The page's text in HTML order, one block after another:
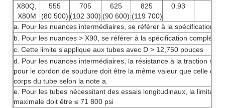
X80Q,
X80M
555
(80 500)
705
(102 300)
625
(90 600)
825
(119 700)
0.93
a. Pour les nuances intermédiaires, se référer à la spécification
b. Pour les nuances > X90, se référer à la spécification complète
c. Cette limite s'applique aux tubes avec D > 12,750 pouces
d. Pour les nuances intermédiaires, la résistance à la traction
pour le cordon de soudure doit être la même valeur que celle
corps du tube selon la note a.
e. Pour les tubes nécessitant des essais longitudinaux, la limite
maximale doit être ≤ 71 800 psi